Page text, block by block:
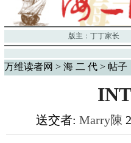
版主： 丁丁家长
万维读者网 > 海 二 代 > 帖子
送交者: Marry陳